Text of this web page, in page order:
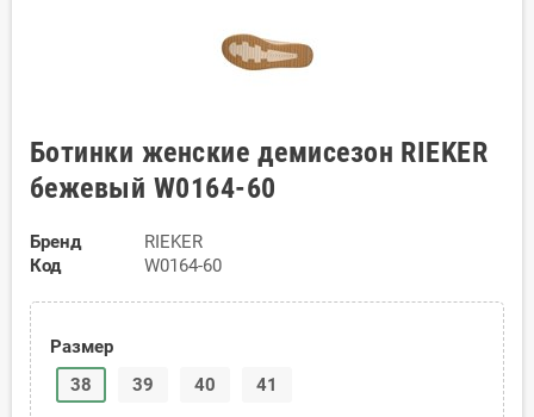
Ботинки женские демисезон RIEKER
бежевый W0164-60
Бренд
RIEKER
Код
W0164-60
Размер
38
39 40 41